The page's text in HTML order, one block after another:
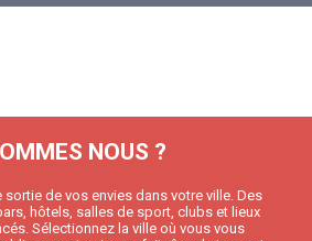
NOUS ?
sortie de vos envies dans votre ville. Des
hôtels, salles de sport, clubs et lieux
Sélectionnez la ville où vous vous